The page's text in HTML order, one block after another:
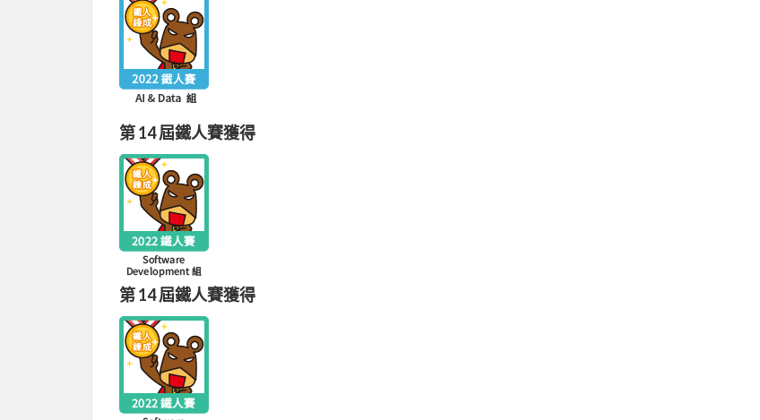
第 14 屆鐵人賽獲得
第 14 屆鐵人賽獲得